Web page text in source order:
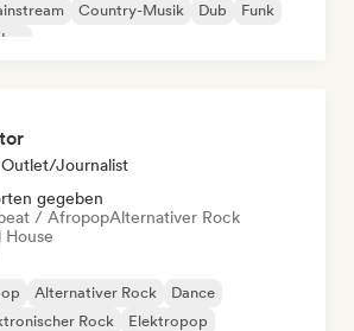
Country-Musik Dub
Funk
Journalist
gegeben
/ AfropopAlternativer Rock
House
Alternativer Rock
Dance
Rock
Elektropop